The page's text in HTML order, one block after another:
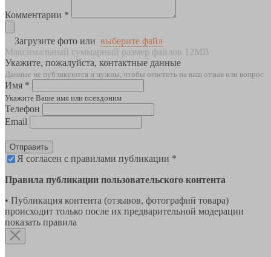
Комментарии *
Загрузите фото или выберите файл
Максимальный суммарный размер файлов 12MB
Укажите, пожалуйста, контактные данные
Данные не публикуются и нужны, чтобы ответить на ваш отзыв или вопрос
Имя *
Укажите Ваше имя или псевдоним
Телефон
Email
Отправить
Я согласен с правилами публикации *
Правила публикации пользовательского контента
• Публикация контента (отзывов, фотографий товара)
происходит только после их предварительной модерации
показать правила